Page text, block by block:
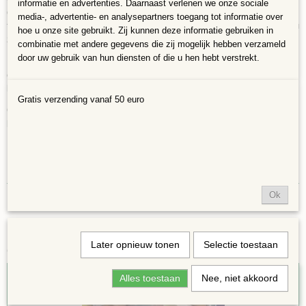
geglazuurd. Ze zijn UV- en weerbestendig, maar we raden af ​​om ze bloot
te stellen aan vocht bij vrieskou, omdat ze dan kunnen delamineren. Als u
ze buiten gebruikt, zorg er dan voor dat ze beschermd zijn tegen regen.
De kleine puzzelstukjes zijn uitstekend geschikt voor randen, contouren,
opvulling of detaillering. De tegeltjes zijn kleurvast en geschikt voor
Omdat de afmetingen van de stukjes variëren kunnen de aantallen in een
Ook interessant
informatie en advertenties. Daarnaast verlenen we onze sociale
media-, advertentie- en analysepartners toegang tot informatie over
hoe u onze site gebruikt. Zij kunnen deze informatie gebruiken in
combinatie met andere gegevens die zij mogelijk hebben verzameld
door uw gebruik van hun diensten of die u hen hebt verstrekt.
Gratis verzending vanaf 50 euro
Ok
Later opnieuw tonen Selectie toestaan
Alles toestaan Nee, niet akkoord